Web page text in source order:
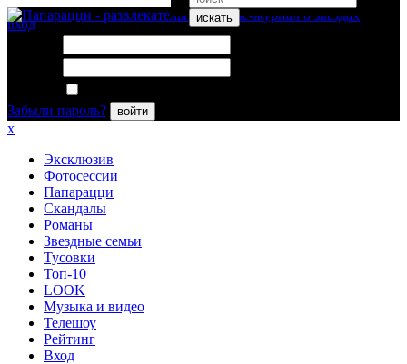
искать
вход
Забыли пароль?
войти
x
Эксклюзив
Фотосессии
Папарацци
Скандалы
Романы
Звездные семьи
Тусовки
Топ-10
LOOK
Музыка и видео
Телешоу
Рейтинг
Вход